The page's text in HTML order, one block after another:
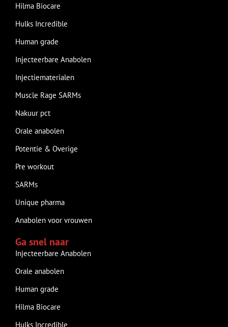
Hilma Biocare
Hulks Incredible
Human grade
Injecteerbare Anabolen
Injectiematerialen
Muscle Rage SARMs
Nakuur pct
Orale anabolen
Potentie & Overige
Pre workout
SARMs
Unique pharma
Anabolen voor vrouwen
Ga snel naar
Injecteerbare Anabolen
Orale anabolen
Human grade
Hilma Biocare
Hulks Incredible